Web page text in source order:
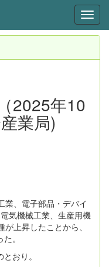
2025年10
業局)
業、電子部品・デバイ
気機械工業、生産用機
上昇したことから、
。
おり。